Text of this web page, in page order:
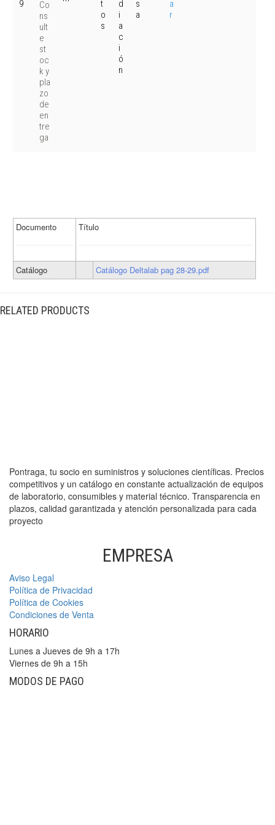
9
Co
ns
ult
e
st
oc
k y
pla
zo
de
en
tre
ga
t
o
s
d
i
a
c
i
ó
n
s
a
a
r
Documento Título
Catálogo Catálogo Deltalab pag 28-29.pdf
RELATED PRODUCTS
Pontraga, tu socio en suministros y soluciones científicas. Precios
competitivos y un catálogo en constante actualización de equipos
de laboratorio, consumibles y material técnico. Transparencia en
plazos, calidad garantizada y atención personalizada para cada
proyecto
EMPRESA
Aviso Legal
Política de Privacidad
Política de Cookies
Condiciones de Venta
HORARIO
Lunes a Jueves de 9h a 17h
Viernes de 9h a 15h
MODOS DE PAGO